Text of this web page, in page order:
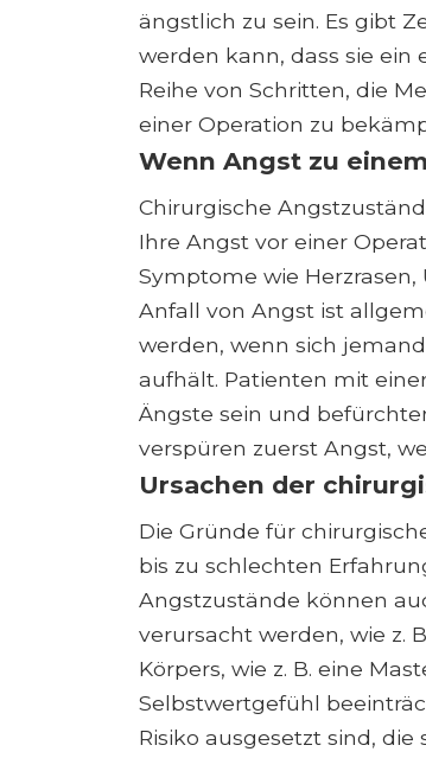
ängstlich zu sein. Es gibt
werden kann, dass sie ein
Reihe von Schritten, die
einer Operation zu
Wenn Angst zu
Chirurgische
Ihre Angst vor einer
Symptome wie
Anfall von Angst ist
werden, wenn sich
aufhält. Patienten mit
Ängste sein und
verspüren zuerst Angst,
Ursachen der
Die Gründe für
bis zu schlechten
Angstzustände können
verursacht werden, wie z.
Körpers, wie z. B. eine
Selbstwertgefühl
Risiko ausgesetzt sind,